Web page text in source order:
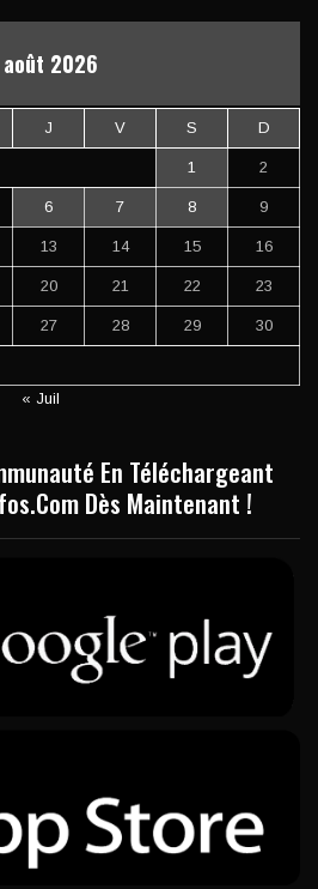
août 2026
J V S D
1 2
6 7 8 9
13 14 15 16
20 21 22 23
27 28 29 30
« Juil
En Téléchargeant
Dès Maintenant !